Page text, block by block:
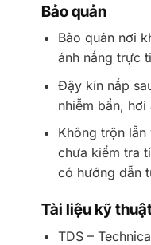
Bảo quản
Bảo quản nơi
ánh nắng trực
Đậy kín nắp
nhiễm bẩn,
Không trộn lẫn
chưa kiểm tra
có hướng dẫn
Tài liệu kỹ
TDS –